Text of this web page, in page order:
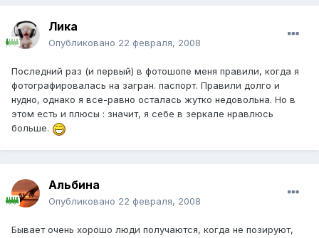
Лика
Опубликовано 22 февраля, 2008
Последний раз (и первый) в фотошопе меня правили, когда я
фотографировалась на загран. паспорт. Правили долго и
нудно, однако я все-равно осталась жутко недовольна. Но в
этом есть и плюсы : значит, я себе в зеркале нравлюсь
больше.
Альбина
Опубликовано 22 февраля, 2008
Бывает очень хорошо люди получаются, когда не позируют,